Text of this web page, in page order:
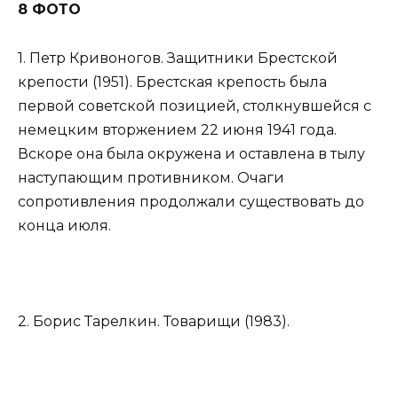
8 ФОТО
1. Петр Кривоногов. Защитники Брестской
крепости (1951). Брестская крепость была
первой советской позицией, столкнувшейся с
немецким вторжением 22 июня 1941 года.
Вскоре она была окружена и оставлена в тылу
наступающим противником. Очаги
сопротивления продолжали существовать до
конца июля.
2. Борис Тарелкин. Товарищи (1983).